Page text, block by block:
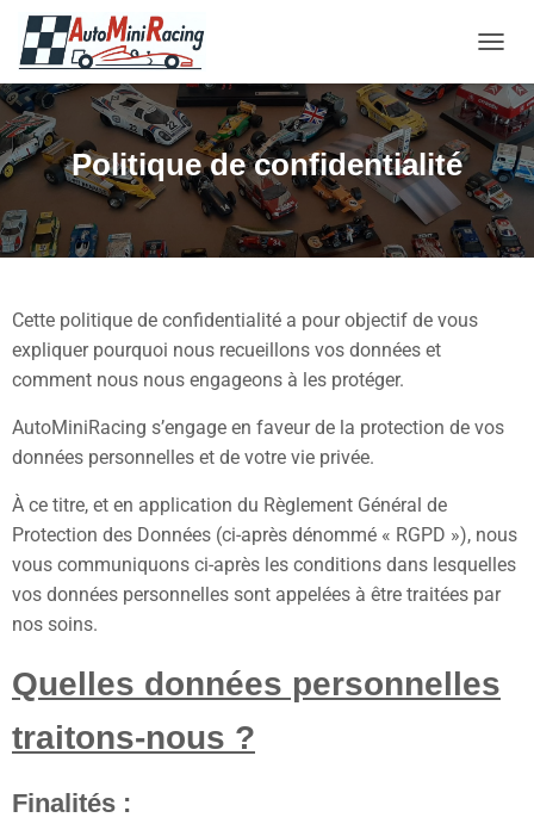
Politique de confidentialité
Cette politique de confidentialité a pour objectif de vous
expliquer pourquoi nous recueillons vos données et
comment nous nous engageons à les protéger.
AutoMiniRacing s’engage en faveur de la protection de vos
données personnelles et de votre vie privée.
À ce titre, et en application du Règlement Général de
Protection des Données (ci-après dénommé « RGPD »), nous
vous communiquons ci-après les conditions dans lesquelles
vos données personnelles sont appelées à être traitées par
nos soins.
Quelles données personnelles
traitons-nous ?
Finalités :